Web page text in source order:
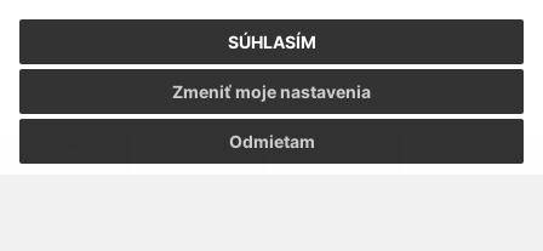
SÚHLASÍM
Odmietam
Zmeniť moje nastavenia
Posledná aktualizácia:07.08.2026
Vytlačiť stránku|Vyhlásenie o prístupnosti